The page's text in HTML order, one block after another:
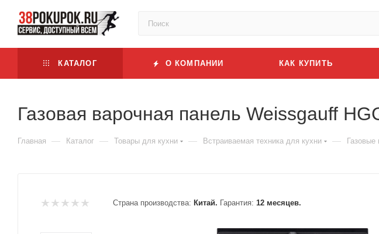
КАТАЛОГ О КОМПАНИИ КАК КУПИТЬ
Газовая варочная панель Weissgauff
Главная — Каталог — Товары для кухни — Встраиваемая техника для кухни — Газовые
Страна производства: Китай. Гарантия: 12 месяцев.